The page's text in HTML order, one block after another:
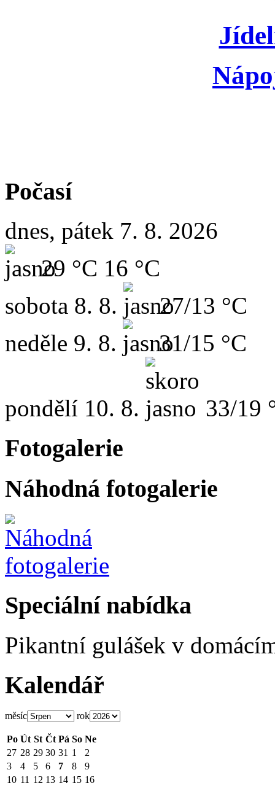
Počasí
dnes, pátek 7. 8. 2026
29 °C 16 °C
sobota 8. 8.
27/13 °C
neděle 9. 8. 31/15 °C
pondělí 10. 8. 33/19
Fotogalerie
Náhodná fotogalerie
Speciální nabídka
Pikantní gulášek v
Kalendář
měsíc rok
Po Út St Čt Pá So Ne
27 28 29 30 31 1
2
3
4 5 6 7 8
9
10 11 12 13 14 15 16